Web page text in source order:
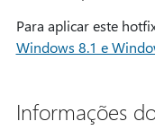
Para aplicar este
Windows 8.1 e
Informações